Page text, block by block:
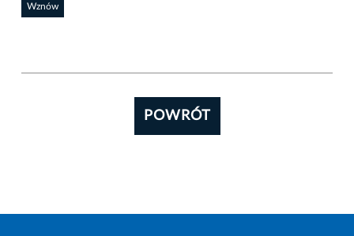
Wznów
POWRÓT